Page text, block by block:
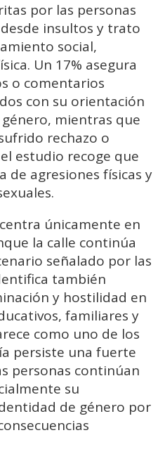
por las personas
insultos y trato
social,
Un 17% asegura
o comentarios
con su orientación
mientras que
rechazo o
estudio recoge que
de agresiones físicas y
únicamente en
la calle continúa
señalado por las
también
y hostilidad en
familiares y
como uno de los
persiste una fuerte
personas continúan
su
de género por